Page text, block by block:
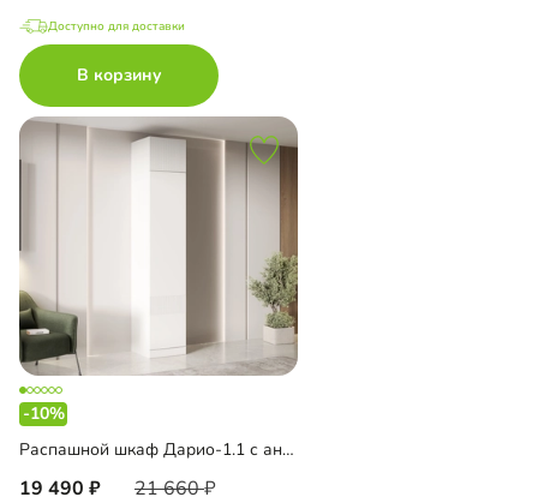
Доступно для доставки
В корзину
-10%
Распашной шкаф Дарио-1.1 с антресолью
19 490 21 660